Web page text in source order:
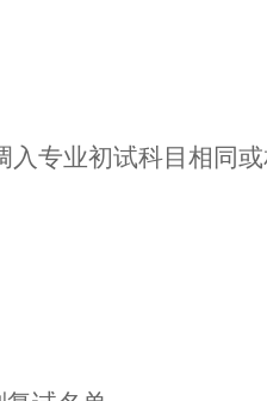
专业初试科目相同